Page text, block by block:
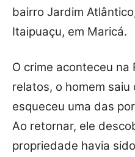
bairro Jardim
Itaipuaçu, em Maricá.
O crime aconteceu na
relatos, o homem
esqueceu uma das
Ao retornar, ele
propriedade havia